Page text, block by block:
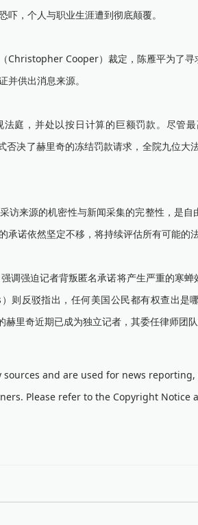
，个人与职业生涯遭到彻底颠覆。
Christopher Cooper）裁定，陈雁平为了
供出消息来源。
庭，并处以按日计算的巨额罚款。尽管
决了赫里奇的冻结罚款请求，全院九位大
访来源的机密性与新闻采集的完整性，是
诺依然坚定不移，将持续评估所有可能的
强迫记者背叛匿名承诺将产生严重的寒蝉
反驳指出，任何美国公民都有权查出是
里奇近期已成为独立记者，其委任律师团
and are used for news
Please refer to the Copyright Notice